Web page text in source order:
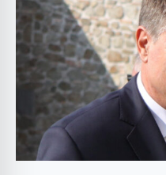
Industria
auto
şi-
performanţele
ultimii